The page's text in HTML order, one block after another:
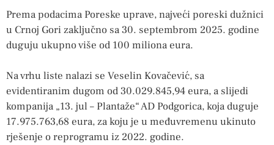
Prema podacima Poreske uprave, najveći poreski dužnici
u Crnoj Gori zaključno sa 30. septembrom 2025. godine
duguju ukupno više od 100 miliona eura.
Na vrhu liste nalazi se Veselin Kovačević, sa
evidentiranim dugom od 30.029.845,94 eura, a slijedi
kompanija „13. jul – Plantaže“ AD Podgorica, koja duguje
17.975.763,68 eura, za koju je u međuvremenu ukinuto
rješenje o reprogramu iz 2022. godine.